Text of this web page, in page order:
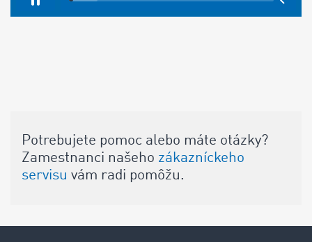
Potrebujete pomoc alebo máte otázky?
Zamestnanci našeho zákazníckeho
servisu vám radi pomôžu.